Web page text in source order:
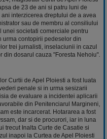
de 23 de ani si patru luni de
interzicerea dreptului de a avea
sau de membru al consiliului
unei societati comerciale pentru
urma contopirii pedeselor din
trei jurnalisti, inselaciunii in cazul
din dosarul cauza "Foresta Nehoiu".
Curtii de Apel Ploiesti a fost luata
penale si in urma sesizarii
de evaluare a incidentei aplicarii
din Penitenciarul Margineni,
este incarcerat. Hotararea a fost
dar si de procurori, iar in luna
trecut Inalta Curte de Casatie si
inapoi la Curtea de Apel Ploiesti